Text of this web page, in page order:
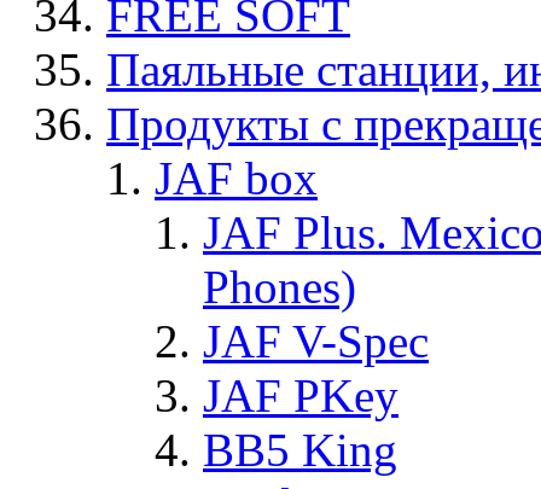
FREE SOFT
Паяльные станции,
Продукты с
JAF box
JAF Plus.
Phones)
JAF V-Spec
JAF PKey
BB5 King